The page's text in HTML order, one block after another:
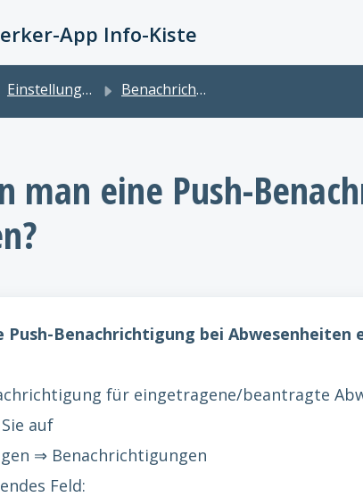
App Info-Kiste
Einstellungen Benachrichtigungen
man eine Push-
Push-Benachrichtigung bei Abwesenheiten
für eingetragene/beantragte
auf
⇒ Benachrichtigungen
Feld: